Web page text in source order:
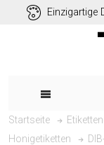
Einzigartige
Startseite
Honigetiketten